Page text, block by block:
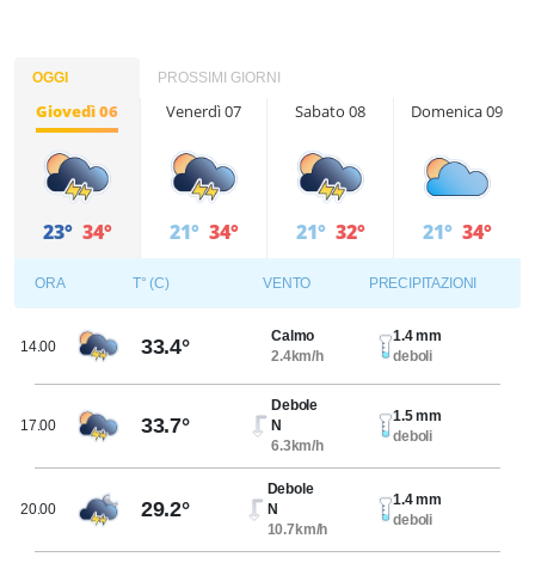
OGGI PROSSIMI GIORNI
Giovedì 06
23° 34°
Venerdì 07
21° 34°
Sabato 08
21° 32°
Domenica 09
21° 34°
ORA T° (C) VENTO PRECIPITAZIONI
14.00 33.4°
Calmo
2.4km/h
1.4 mm
deboli
17.00 33.7°
Debole
N
6.3km/h
1.5 mm
deboli
20.00 29.2°
Debole
N
10.7km/h
1.4 mm
deboli